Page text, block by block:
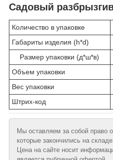
Садовый
Количество в упаковке
Габариты изделия (h*d)
Размер упаковки (д*ш*в)
Объем упаковки
Вес упаковки
Штрих-код
Мы оставляем за собой право
которые закончились на
Цена на сайте носит